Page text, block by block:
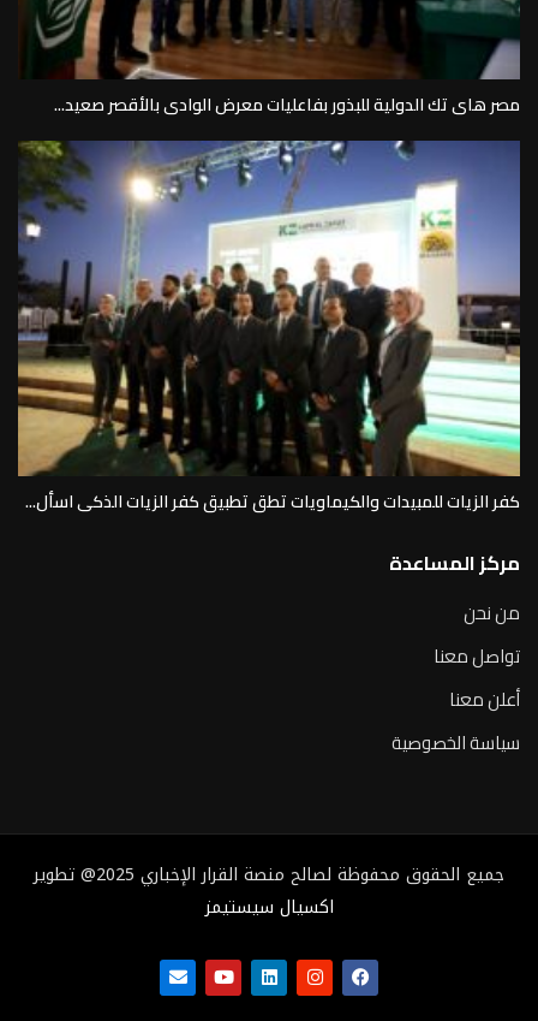
مصر هاى تك الدولية للبذور بفاعليات معرض الوادى بالأقصر صعيد...
كفر الزيات للمبيدات والكيماويات تطق تطبيق كفر الزيات الذكى اسأل...
مركز المساعدة
من نحن
تواصل معنا
أعلن معنا
سياسة الخصوصية
جميع الحقوق محفوظة لصالح منصة القرار الإخباري 2025@ تطوير
اكسيال سيستيمز